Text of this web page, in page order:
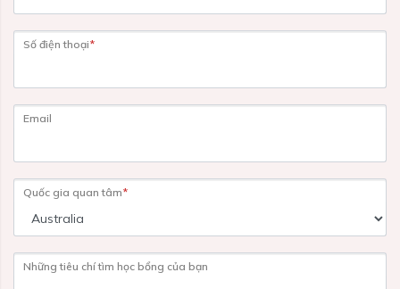
Số điện thoại*
Email
Quốc gia quan tâm*
Những tiêu chí tìm học bổng của bạn